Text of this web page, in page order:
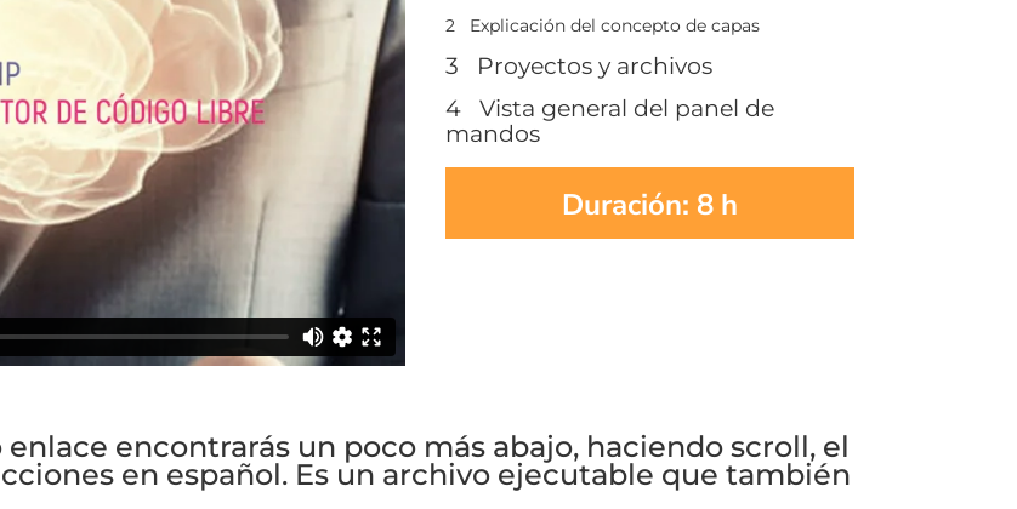
2 Explicación del concepto de capas
3 Proyectos y archivos
4 Vista general del panel de
mandos
Duración: 8 h
encontrarás un poco más abajo, haciendo scroll, el
en español. Es un archivo ejecutable que también